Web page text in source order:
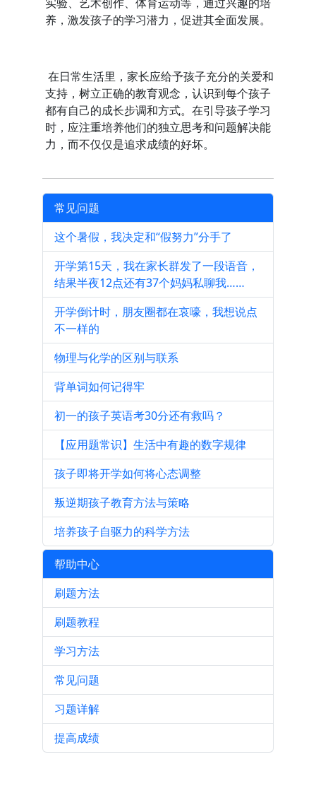
养，激发孩子的学习潜力，促进其全面发展。
在日常生活里，家长应给予孩子充分的关爱和
支持，树立正确的教育观念，认识到每个孩子
都有自己的成长步调和方式。在引导孩子学习
时，应注重培养他们的独立思考和问题解决能
力，而不仅仅是追求成绩的好坏。
常见问题
这个暑假，我决定和“假努力”分手了
开学第15天，我在家长群发了一段语音，
结果半夜12点还有37个妈妈私聊我……
开学倒计时，朋友圈都在哀嚎，我想说点
不一样的
物理与化学的区别与联系
背单词如何记得牢
初一的孩子英语考30分还有救吗？
【应用题常识】生活中有趣的数字规律
孩子即将开学如何将心态调整
叛逆期孩子教育方法与策略
培养孩子自驱力的科学方法
帮助中心
刷题方法
刷题教程
学习方法
常见问题
习题详解
提高成绩